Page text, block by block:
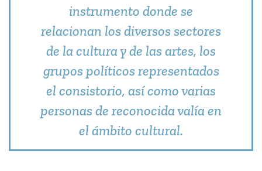
instrumento donde se
relacionan los diversos sectores
de la cultura y de las artes, los
grupos políticos representados
el consistorio, así como varias
personas de reconocida valía en
el ámbito cultural.